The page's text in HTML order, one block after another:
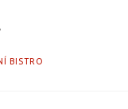
BISTRO